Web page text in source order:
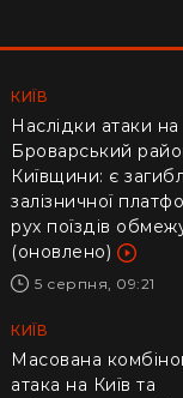
КИЇВ
Наслідки атаки на
Броварський
Київщини: є
залізничної
рух поїздів
(оновлено)
5 серпня, 09:21
КИЇВ
Масована
атака на Київ та